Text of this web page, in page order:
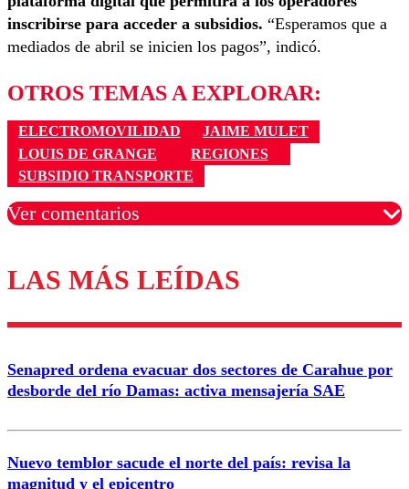
inscribirse para acceder a subsidios. “Esperamos que a
mediados de abril se inicien los pagos”, indicó.
OTROS TEMAS A EXPLORAR:
ELECTROMOVILIDAD
JAIME MULET
LOUIS DE GRANGE
REGIONES
SUBSIDIO TRANSPORTE
Ver comentarios
Los comentarios son moderados para garantizar un
diálogo respetuoso.
Correo
LAS MÁS LEÍDAS
Senapred ordena evacuar dos sectores de Carahue por
desborde del río Damas: activa mensajería SAE
Nuevo temblor sacude el norte del país: revisa la
magnitud y el epicentro